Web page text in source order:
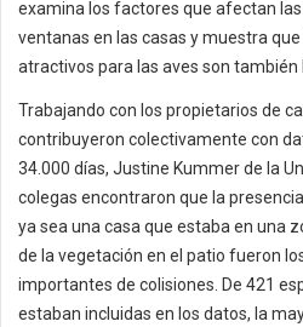
examina los factores que afectan
ventanas en las casas y muestra
atractivos para las aves son también
Trabajando con los propietarios de
contribuyeron colectivamente con
34.000 días, Justine Kummer de la
colegas encontraron que la
ya sea una casa que estaba en una
de la vegetación en el patio fueron
importantes de colisiones. De 421
estaban incluidas en los datos, la